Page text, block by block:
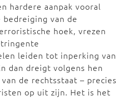
hardere aanpak vooral
bedreiging van de
hoek, vrezen
leiden tot inperking van
dan dreigt volgens hen
de rechtsstaat – precies
op uit zijn. Het is het